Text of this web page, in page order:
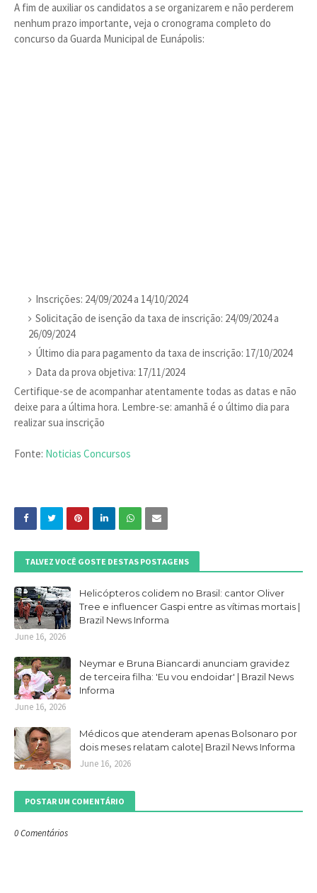
A fim de auxiliar os candidatos a se organizarem e não perderem
nenhum prazo importante, veja o cronograma completo do
concurso da Guarda Municipal de Eunápolis:
Inscrições: 24/09/2024 a 14/10/2024
Solicitação de isenção da taxa de inscrição: 24/09/2024 a
26/09/2024
Último dia para pagamento da taxa de inscrição: 17/10/2024
Data da prova objetiva: 17/11/2024
Certifique-se de acompanhar atentamente todas as datas e não
deixe para a última hora. Lembre-se: amanhã é o último dia para
realizar sua inscrição
Fonte: Noticias Concursos
TALVEZ VOCÊ GOSTE DESTAS POSTAGENS
Helicópteros colidem no Brasil: cantor Oliver
Tree e influencer Gaspi entre as vítimas mortais |
Brazil News Informa
June 16, 2026
Neymar e Bruna Biancardi anunciam gravidez
de terceira filha: 'Eu vou endoidar' | Brazil News
Informa
June 16, 2026
Médicos que atenderam apenas Bolsonaro por
dois meses relatam calote| Brazil News Informa
June 16, 2026
POSTAR UM COMENTÁRIO
0 Comentários